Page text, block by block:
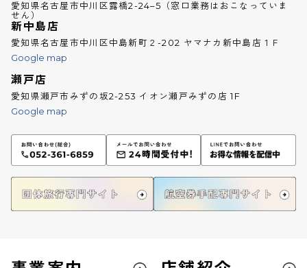
愛知県名古屋市中川区露橋2-24–5（窓口業務はおこなっていま
せん）
新中島店
愛知県名古屋市中川区中島新町２-202 ヤマナカ新中島店１Ｆ
Google map
瀬戸店
愛知県瀬戸市みずの坂2-253 イオン瀬戸みずの店 1F
Google map